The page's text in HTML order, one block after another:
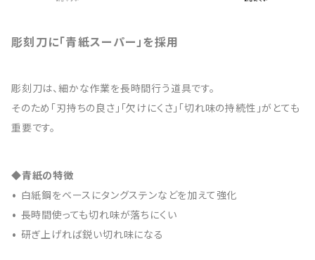
彫刻刀に「青紙スーパー」を採用
彫刻刀は、細かな作業を長時間行う道具です。
そのため「刃持ちの良さ」「欠けにくさ」「切れ味の持続性」がとても
重要です。
◆青紙の特徴
• 白紙鋼をベースにタングステンなどを加えて強化
• 長時間使っても切れ味が落ちにくい
• 研ぎ上げれば鋭い切れ味になる